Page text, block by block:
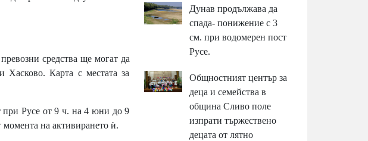
средства ще могат да
Карта с местата за
при Русе от 9 ч. на 4 юни до 9
момента на активирането ѝ.
Дунав продължава да
спада- понижение с 3
см. при водомерен пост
Русе.
Общностният център за
деца и семейства в
община Сливо поле
изпрати тържествено
децата от лятно